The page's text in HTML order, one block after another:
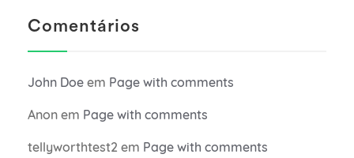
Comentários
John Doe em Page with comments
Anon em Page with comments
tellyworthtest2 em Page with comments